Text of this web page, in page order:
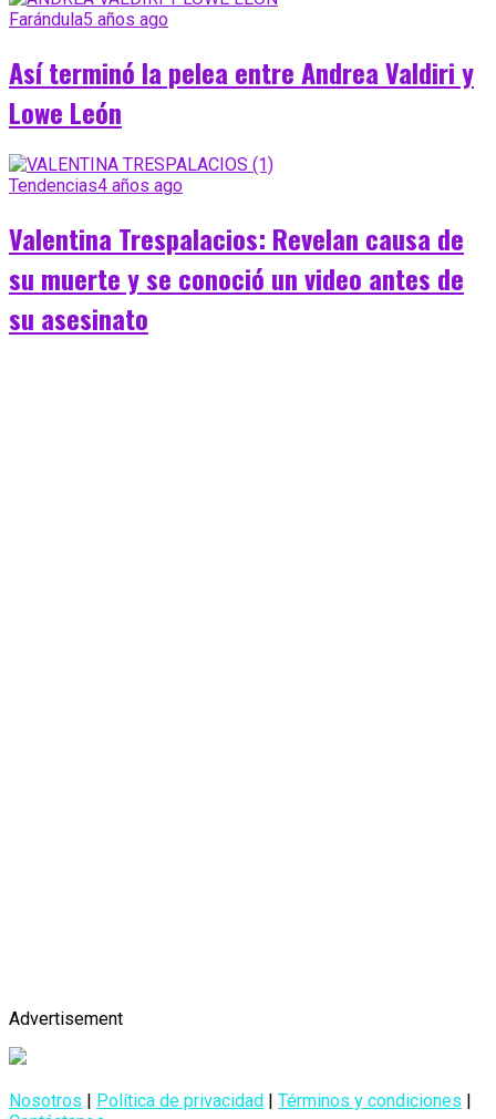
Farándula5 años ago
Así terminó la pelea entre Andrea Valdiri y
Lowe León
Tendencias4 años ago
Valentina Trespalacios: Revelan causa de
su muerte y se conoció un video antes de
su asesinato
Advertisement
Nosotros | Política de privacidad | Términos y condiciones |